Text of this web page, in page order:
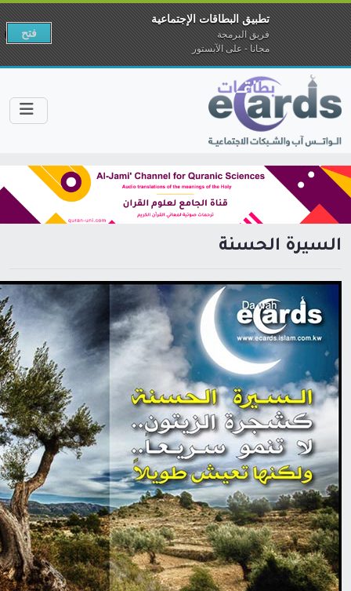
السيرة الحسنة
تطبيق البطاقات الإجتماعية
فريق البرمجة
مجانا - على الآبستور
فتح